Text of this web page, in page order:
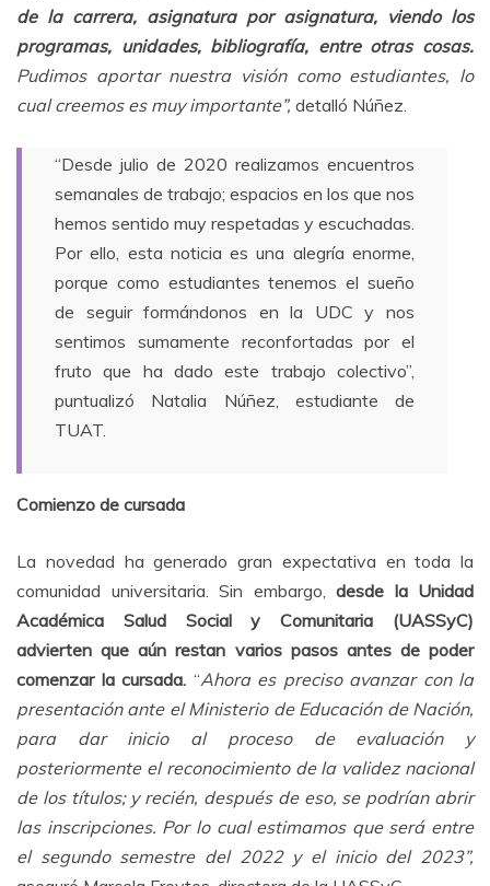
de la carrera, asignatura por asignatura, viendo los
programas, unidades, bibliografía, entre otras cosas.
Pudimos aportar nuestra visión como estudiantes, lo
cual creemos es muy importante”, detalló Núñez.
“Desde julio de 2020 realizamos encuentros
semanales de trabajo; espacios en los que nos
hemos sentido muy respetadas y escuchadas.
Por ello, esta noticia es una alegría enorme,
porque como estudiantes tenemos el sueño
de seguir formándonos en la UDC y nos
sentimos sumamente reconfortadas por el
fruto que ha dado este trabajo colectivo”,
puntualizó Natalia Núñez, estudiante de
TUAT.
Comienzo de cursada
La novedad ha generado gran expectativa en toda la
comunidad universitaria. Sin embargo, desde la Unidad
Académica Salud Social y Comunitaria (UASSyC)
advierten que aún restan varios pasos antes de poder
comenzar la cursada. “Ahora es preciso avanzar con la
presentación ante el Ministerio de Educación de Nación,
para dar inicio al proceso de evaluación y
posteriormente el reconocimiento de la validez nacional
de los títulos; y recién, después de eso, se podrían abrir
las inscripciones. Por lo cual estimamos que será entre
el segundo semestre del 2022 y el inicio del 2023”,